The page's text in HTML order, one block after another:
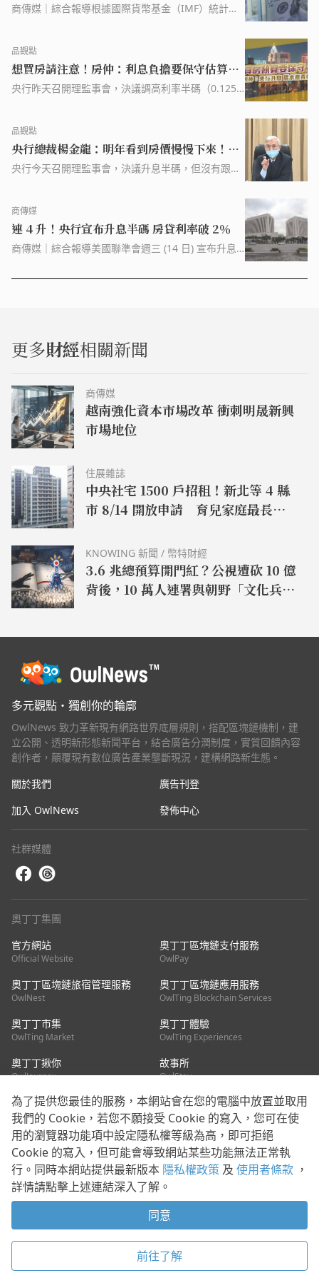
商傳媒｜綜合報導根據國際貨幣基金（IMF）統計，
底，高達 5611.11 億美元，不僅單月增加 8.37 億美
元，更連續 7 個月上升，續創歷史新高，外匯存底餘
額高居全球第四。目前美債違約風暴越演越烈，美國
財政部長葉倫 8 日接受《CNBC》訪問時表示，如果
聯邦債務上限，將對美國經濟造成巨大衝擊，恐危及
美元在全球的主導地位。有立委質疑，我國外匯存底
過高且持有美元比例過高。央行今 (9 日) 公布最新報
告顯示，國人在對外貿易和投資活動中，主要還是使
調整外匯存底的幣別組合比率。立法院財政委員會週
三 (10 日) 將舉行「中央銀行法第二十條及第三十三
條條文修正草案」公聽會，針對央行設立主權基金進
濟金融活動中扮演主要國際貨幣的角色，美國公債市
款的比率為 52.5%，美元計價債券占國際債務證券的
適貨幣、信用和外匯政策下，已達成法定經營目標，
因此並無貨幣政策失靈之問題，三大國際信評公司等
向來給予央行高度評價。央行重申，央行訂有嚴謹的
外匯資產管理運用機制，定期或視需要召開外匯資產
管理運用會議、投資操作會議與風險控管會議，適時
動態調整幣別配置及投資組合。
品觀點
想買房請注意！房仲：利息負擔要保守估算
房貸利率預抓 2.5％｜財經
央行昨天召開理監事會，決議調高利率半碼（0.125
增加 7344 元支出。房仲業者直言，由於央行可能還
會持續升息，是溫水煮青蛙，想要買房的民眾，應該
要留意抓房貸預算時，要抓得保守些，最好用
品觀點
央行總裁楊金龍：明年看到房價慢慢下來！停
止升息看這點 記者會懶人包秒懂｜財經
央行今天召開理監事會，決議升息半碼，但沒有跟上
事會考量過程，《品觀點》也整理了談話重點，幫助
大家瞭解。 ●貨幣政策基調是「溫和的緊縮」 經濟
成長率下修幅度比較大，出口已經連三個月負成長，
商傳媒
連 4 升！央行宣布升息半碼 房貸利率破 2％
商傳媒｜綜合報導美國聯準會週三 (14 日) 宣布升息 2
會議，會後由央行總裁楊金龍宣布政策利率調升半碼
惟全年仍將高於 2%，明年可望降至 2% 以下；明年
動能，預期國內經濟成長降溫。因此，理事會認為調
升政策利率、持續緊縮貨幣政策，有助抑制國內通膨
預期心理，達成促進物價穩定，並協助整體經濟金融
穩健發展政策目標。國內消費者物價指數 (CPI) 年增
率趨降，至 11 月為 2.35%；惟不含蔬果及能源之核
CPI 年增率為 2.97%，核心 CPI 年增率則為 2.60%。
央行預測本年 CPI 及核心 CPI 年增率分別為 2.93%、
2.59%。受到央行升息影響，房貸利率將突破 2%，
房貸族壓力山大。圖片來源：畫面翻攝自網路至於房
貸族關心的利率問題，根據聯徵中心資料統計，整體
房貸利率在今年第一季升息前平均為 1.46%，今日再
升息半碼，加上今年累計已經升息 0.5%，則此季升
息後利率，未來會超過 2%。以貸款 1000 萬元 30 年
期本息平均攤還試算，試算今年升息前房貸利率
1.375%，每月還款金額為 3 萬 3915 元，升息半碼
每月還款金額會增加到 3 萬 6962 元，較今年升息循
等於多繳一個月的房貸。
更多財經相關新聞
商傳媒
越南強化資本市場改革 衝刺明晟新興
市場地位
住展雜誌
中央社宅 1500 戶招租！新北等 4 縣
市 8/14 開放申請 育兒家庭最長可
KNOWING 新聞 / 幣特財經
3.6 兆總預算開門紅？公視遭砍 10 億
背後，10 萬人連署與朝野「文化兵
多元觀點・獨創你的輪廓
OwlNews 致力革新現有網路世界底層規則，搭配區塊鏈機制，建
立公開、透明新形態新聞平台，結合廣告分潤制度，實質回饋內容
創作者，顛覆現有數位廣告產業壟斷現況，建構網路新生態。
關於我們
廣告刊登
加入 OwlNews
發佈中心
社群媒體
奧丁丁集團
官方網站
Official Website
奧丁丁區塊鏈支付服務
OwlPay
奧丁丁區塊鏈旅宿管理服務
OwlNest
奧丁丁區塊鏈應用服務
OwlTing Blockchain Services
奧丁丁市集
OwlTing Market
奧丁丁體驗
OwlTing Experiences
奧丁丁揪你
OwlJourney
故事所
OwlStay
聯絡我們
客服信箱：mediapartner@owlting.com
服務信箱 / 廣告洽詢：info_owlnews@owlting.com
媒體合作 / 新聞稿提供：mediapartner@owlting.com
本平台之內容符合第三方智慧財產權規範，若有疑慮歡迎來信告
使用者條款 隱私權政策 Cookie 政策
為了提供您最佳的服務，本網站會在您的電腦中放置並取用
我們的 Cookie，若您不願接受 Cookie 的寫入，您可在使
用的瀏覽器功能項中設定隱私權等級為高，即可拒絕
Cookie 的寫入，但可能會導致網站某些功能無法正常執
行。同時本網站提供最新版本 隱私權政策 及 使用者條款 ，
詳情請點擊上述連結深入了解。
同意
前往了解